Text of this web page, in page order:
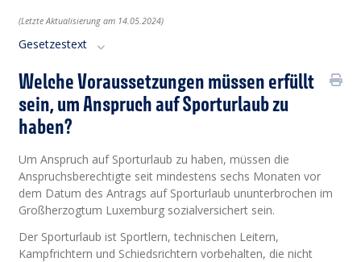
(Letzte Aktualisierung am 14.05.2024)
Gesetzestext
Welche Voraussetzungen müssen erfüllt
sein, um Anspruch auf Sporturlaub zu
haben?
Um Anspruch auf Sporturlaub zu haben, müssen die
Anspruchsberechtigte seit mindestens sechs Monaten vor
dem Datum des Antrags auf Sporturlaub ununterbrochen im
Großherzogtum Luxemburg sozialversichert sein.
Der Sporturlaub ist Sportlern, technischen Leitern,
Kampfrichtern und Schiedsrichtern vorbehalten, die nicht